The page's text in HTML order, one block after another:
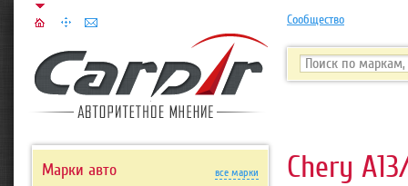
Сообщество
Chery
Марки авто все марки